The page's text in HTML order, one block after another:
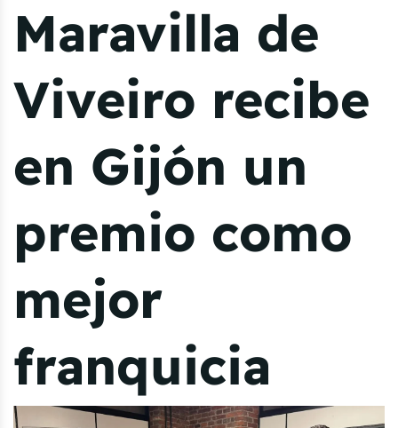
Maravilla de
Viveiro recibe
en Gijón un
premio como
mejor
franquicia